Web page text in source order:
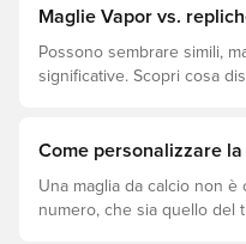
Maglie Vapor vs.
Possono sembrare simili,
significative. Scopri cosa
Come personalizzare
Una maglia da calcio non
numero, che sia quello del